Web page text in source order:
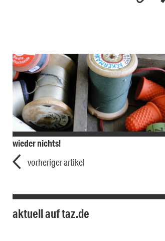
wieder nichts!
vorheriger artikel
aktuell auf taz.de